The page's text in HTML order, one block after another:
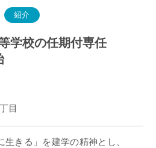
紹介
学校の任期付専任
目
生きる」を建学の精神とし、